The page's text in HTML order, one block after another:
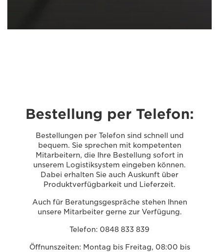
Bestellung per Telefon:
Bestellungen per Telefon sind schnell und
bequem. Sie sprechen mit kompetenten
Mitarbeitern, die Ihre Bestellung sofort in
unserem Logistiksystem eingeben können.
Dabei erhalten Sie auch Auskunft über
Produktverfügbarkeit und Lieferzeit.
Auch für Beratungsgespräche stehen Ihnen
unsere Mitarbeiter gerne zur Verfügung.
Telefon: 0848 833 839
Öffnunszeiten: Montag bis Freitag, 08:00 bis